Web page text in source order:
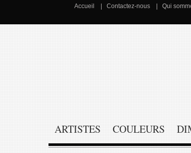
Accueil Contactez-nous Qui
ARTISTES COULEURS